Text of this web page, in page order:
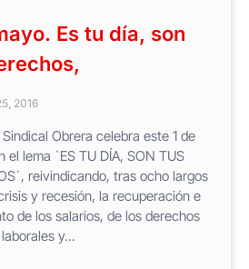
Es tu día, son
2016
Obrera celebra este 1 de
el lema `ES TU DÍA, SON TUS
reivindicando, tras ocho largos
y recesión, la recuperación e
de los salarios, de los derechos
y...